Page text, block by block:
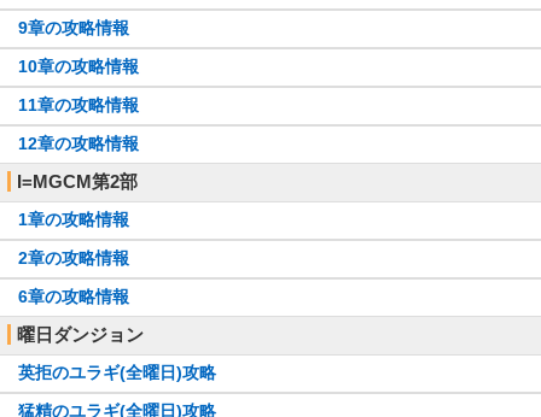
9章の攻略情報
10章の攻略情報
11章の攻略情報
12章の攻略情報
I=MGCM第2部
1章の攻略情報
2章の攻略情報
6章の攻略情報
曜日ダンジョン
英拒のユラギ(全曜日)攻略
猛精のユラギ(全曜日)攻略